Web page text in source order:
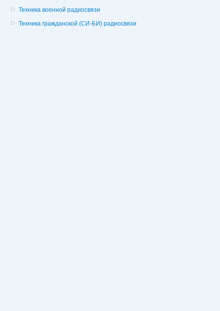
Техника военной радиосвязи
Техника гражданской (СИ-БИ) радиосвязи